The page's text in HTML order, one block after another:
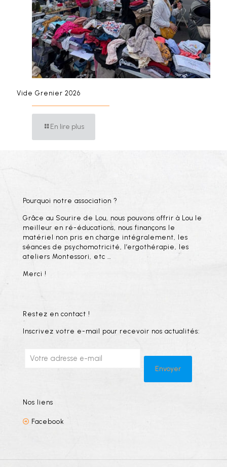
Vide Grenier 2026
En lire plus
Pourquoi notre association ?
Grâce au Sourire de Lou, nous pouvons offrir à Lou le
meilleur en ré-éducations, nous finançons le
matériel non pris en charge intégralement, les
séances de psychomotricité, l’ergothérapie, les
ateliers Montessori, etc …
Merci !
Restez en contact !
Inscrivez votre e-mail pour recevoir nos actualités:
Nos liens
Facebook